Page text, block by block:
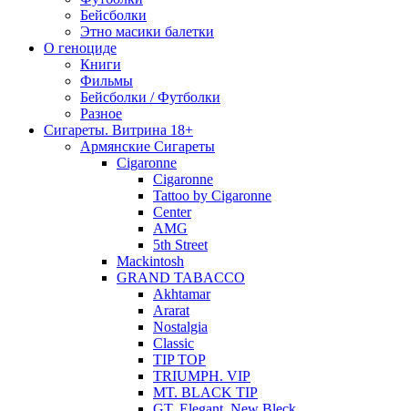
Бейсболки
Этно масики балетки
О геноциде
Книги
Фильмы
Бейсболки / Футболки
Разное
Сигареты. Витрина 18+
Армянские Сигареты
Cigaronne
Cigaronne
Tattoo by Cigaronne
Center
AMG
5th Street
Mackintosh
GRAND TABACCO
Akhtamar
Ararat
Nostalgia
Classic
TIP TOP
TRIUMPH. VIP
MT. BLACK TIP